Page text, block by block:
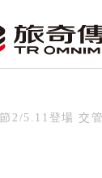
2/5.11登場 交